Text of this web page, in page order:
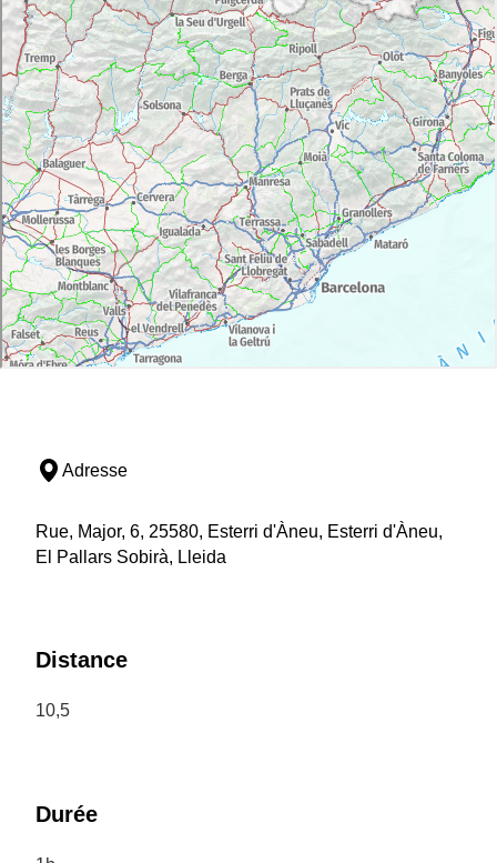
Adresse
Rue, Major, 6, 25580, Esterri d'Àneu, Esterri d'Àneu,
El Pallars Sobirà, Lleida
Distance
10,5
Durée